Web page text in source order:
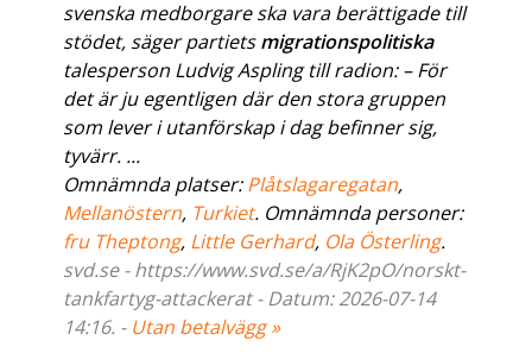
svenska medborgare ska vara berättigade till
stödet, säger partietsmigrationspolitiska
talesperson Ludvig Aspling till radion: – För
det är ju egentligen där den stora gruppen
som lever i utanförskap i dag befinner sig,
tyvärr. ...
Omnämnda platser:Plåtslagaregatan,
Mellanöstern, Turkiet. Omnämnda personer:
fru Theptong, Little Gerhard, Ola Österling.
svd.se - https://www.svd.se/a/RjK2pO/norskt-
tankfartyg-attackerat - Datum: 2026-07-14
14:16. - Utan betalvägg »